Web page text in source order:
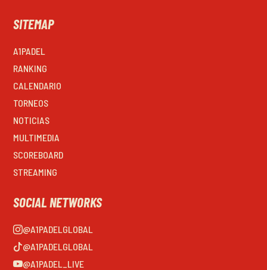
SITEMAP
A1PADEL
RANKING
CALENDARIO
TORNEOS
NOTICIAS
MULTIMEDIA
SCOREBOARD
STREAMING
SOCIAL NETWORKS
@A1PADELGLOBAL
@A1PADELGLOBAL
@A1PADEL_LIVE